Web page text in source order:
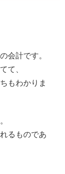
会計です。
て、
もわかりま
るものであ